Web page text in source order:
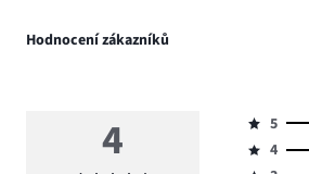
Hodnocení zákazníků
4
Hodnocení
5,
5
Hodnocení
4